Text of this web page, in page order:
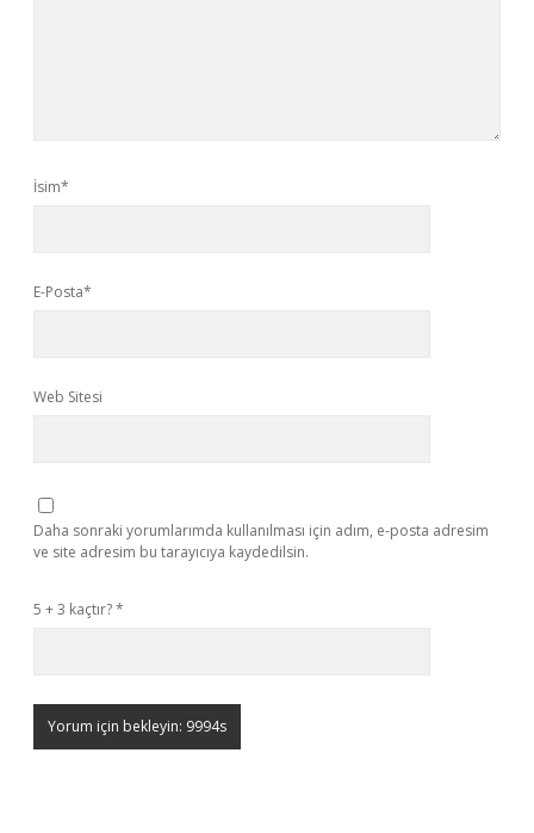
İsim*
E-Posta*
Web Sitesi
Daha sonraki yorumlarımda kullanılması için adım, e-posta adresim
ve site adresim bu tarayıcıya kaydedilsin.
5 + 3 kaçtır?*